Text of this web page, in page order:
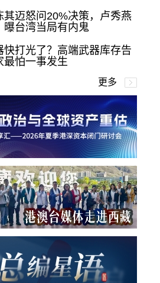
其迈怒问20%决策，卢秀燕
曝台湾当局有内鬼
快打光了？高端武器库存告
最怕一事发生
更多